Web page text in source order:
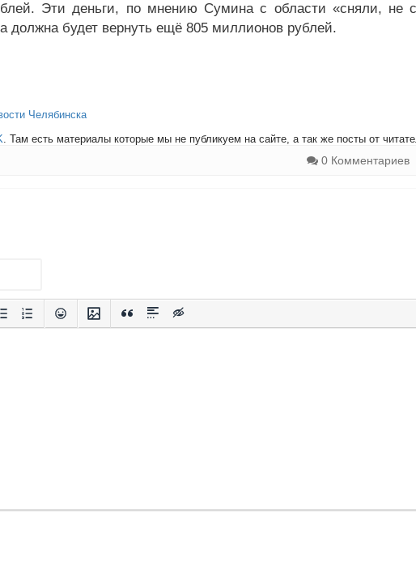
Эти деньги, по мнению Сумина с области «сняли, не
должна будет вернуть ещё 805 миллионов рублей.
Челябинска
. Там есть материалы которые мы не публикуем на сайте, а так же посты от
0 Комментариев